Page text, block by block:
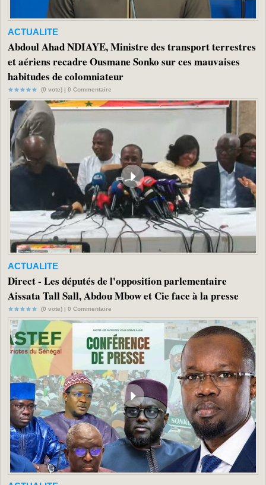
ACTUALITE
Abdoul Ahad NDIAYE, Ministre des transport terrestres
et aériens recadre Ousmane Sonko sur ces mauvaises
habitudes de colomniateur
(0 vote) | 0 Commentaire
ACTUALITE
Direct - Les députés de l'opposition parlementaire
Aissata Tall Sall, Abdou Mbow et Cie face à la presse
(0 vote) | 0 Commentaire